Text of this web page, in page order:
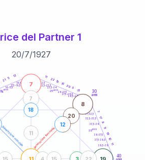
del Partner 1
20/7/1927
generazione maschile generazione femminile
30
anni
40
14
16-17,5
17,5-18,5
18,5-19
21-22,5
22,5-23,5
23,5-24
26-27,5
27,5-28,5
28,5-29
31-32,5
32,5-33,5
33,5-34
36-37,5
37,5-38,5
38,5-39
21 5
12 11
22 10
15
20 5
13
7
17
8
9
19
10
11
7
8
3
7
22
18
4 15
15
11
20
12
15 anni 25anni
35anni